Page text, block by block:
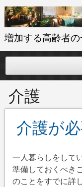
コ
ン
テ
ツ
ス
ッ
増加する高齢者の
介護
介護が
一人暮らしをして
準備しておくべき
のことをすでに詳